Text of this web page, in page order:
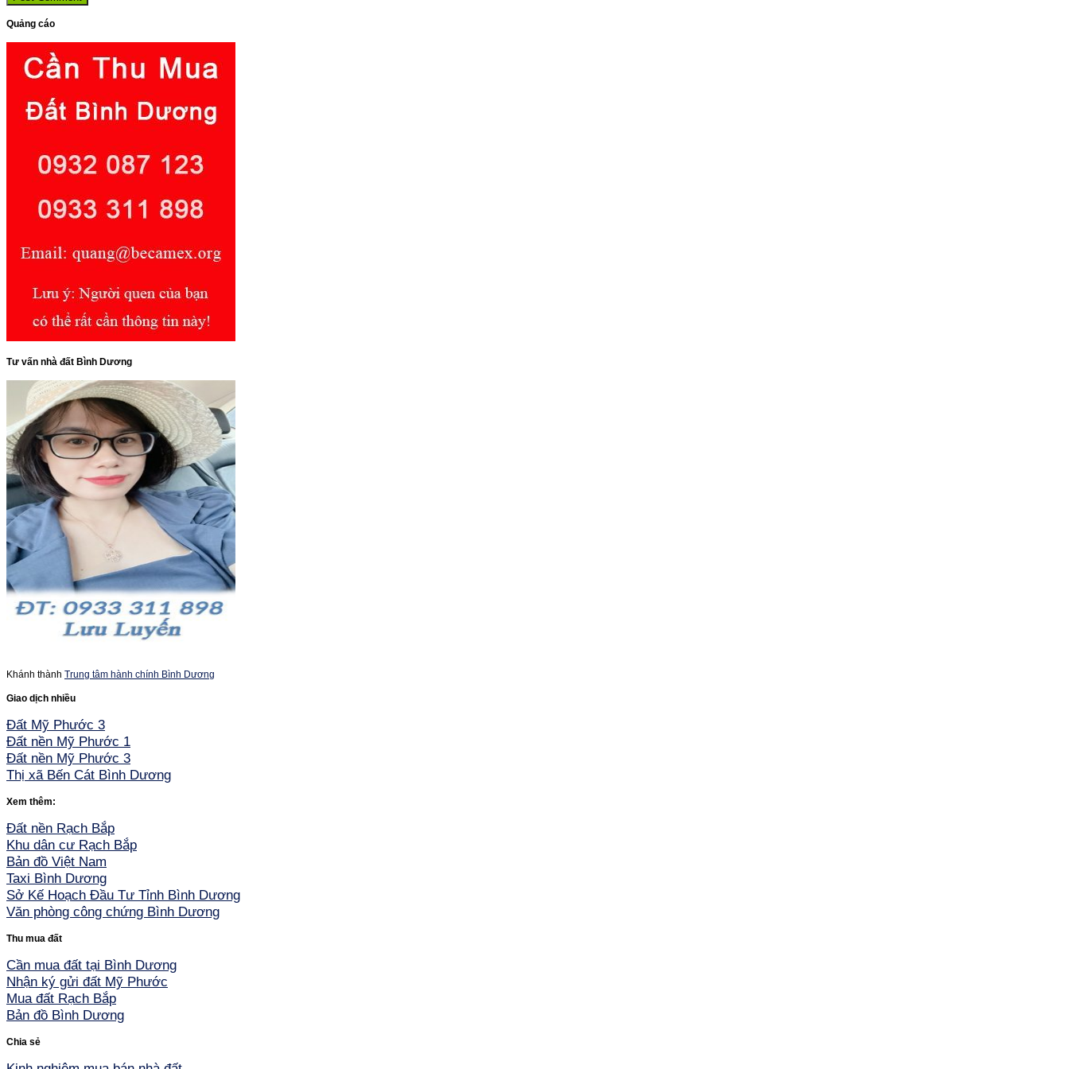
Quảng cáo
Tư vấn nhà đất Bình Dương
Khánh thành Trung tâm hành chính Bình Dương
Giao dịch nhiều
Đất Mỹ Phước 3
Đất nền Mỹ Phước 1
Đất nền Mỹ Phước 3
Thị xã Bến Cát Bình Dương
Xem thêm:
Đất nền Rạch Bắp
Khu dân cư Rạch Bắp
Bản đồ Việt Nam
Taxi Bình Dương
Sở Kế Hoạch Đầu Tư Tỉnh Bình Dương
Văn phòng công chứng Bình Dương
Thu mua đất
Cần mua đất tại Bình Dương
Nhận ký gửi đất Mỹ Phước
Mua đất Rạch Bắp
Bản đồ Bình Dương
Chia sẻ